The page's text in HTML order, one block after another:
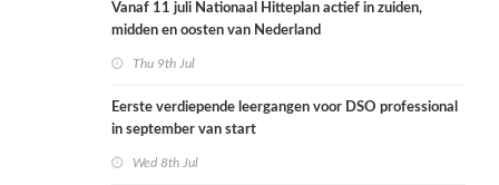
Vanaf 11 juli Nationaal Hitteplan actief in zuiden,
midden en oosten van Nederland
Thu 9th Jul
Eerste verdiepende leergangen voor DSO professional
in september van start
Wed 8th Jul